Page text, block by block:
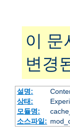
이 문
변경
설명:
상태:
모듈명:
소스파일: